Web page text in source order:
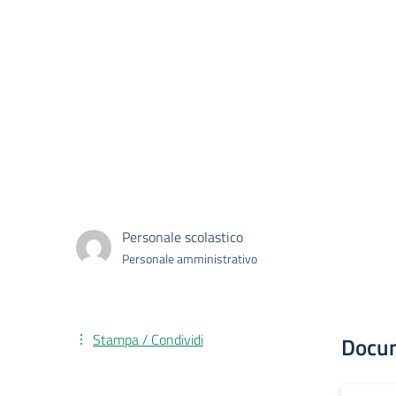
Personale scolastico
Personale amministrativo
Stampa / Condividi